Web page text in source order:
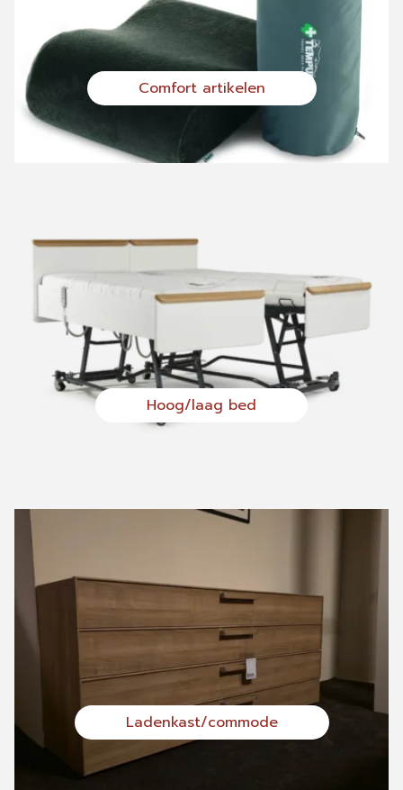
Comfort artikelen
Hoog/laag bed
Ladenkast/commode